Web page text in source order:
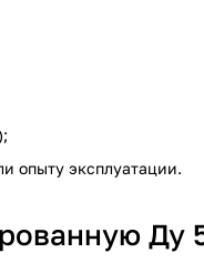
опыту эксплуатации.
Ду